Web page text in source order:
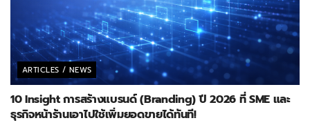
ARTICLES / NEWS
10 Insight การสร้างแบรนด์ (Branding) ปี 2026 ที่ SME และ
ธุรกิจหน้าร้านเอาไปใช้เพิ่มยอดขายได้ทันที!